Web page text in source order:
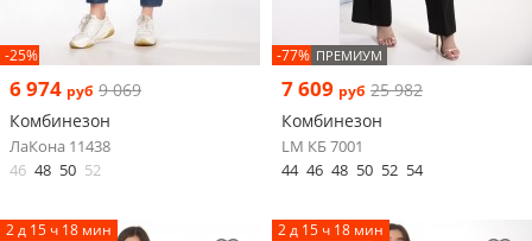
-25%
6 974 руб 9 069
Комбинезон
ЛаКона 11438
46 48 50 52
-77% ПРЕМИУМ
7 609 руб 25 982
Комбинезон
LM КБ 7001
44 46 48 50 52 54
2 д 15 ч 18 мин 2 д 15 ч 18 мин